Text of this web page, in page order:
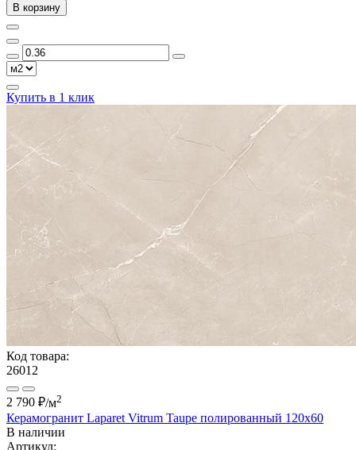
В корзину
Купить в 1 клик
Код товара:
26012
2 790 ₽/м2
Керамогранит Laparet Vitrum Taupe полированный 120x60
В наличии
Артикул: